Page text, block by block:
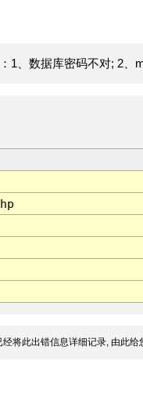
1、数据库密码不对; 2、
将此出错信息详细记录, 由此给